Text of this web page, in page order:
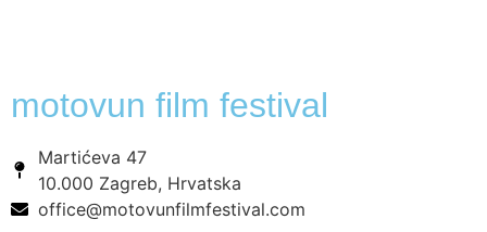
motovun film festival
Martićeva 47
10.000 Zagreb, Hrvatska
office@motovunfilmfestival.com